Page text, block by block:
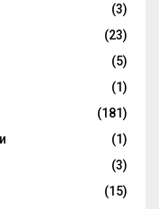
(3)
(23)
(5)
(1)
(181)
(1)
(3)
(15)